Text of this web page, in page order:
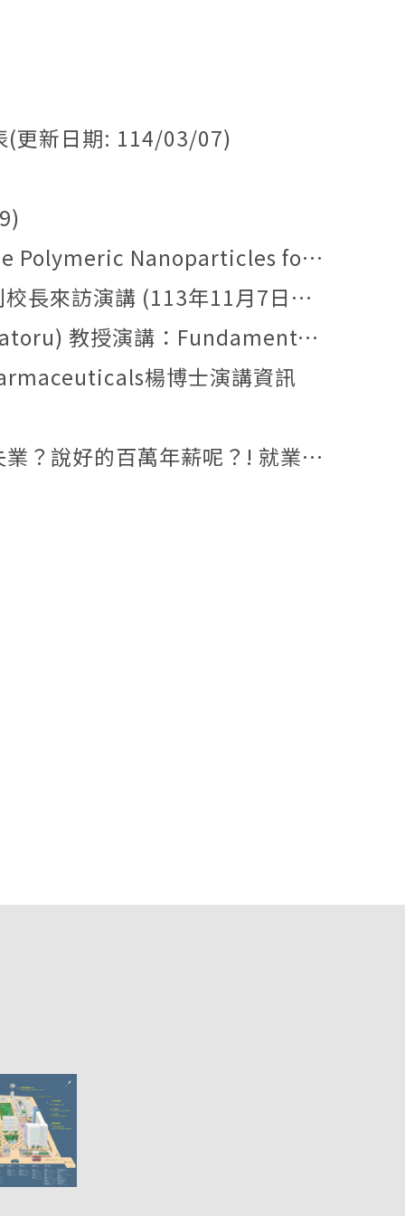
(更新日期: 114/03/07)
Speaker Dr. Chenchy Jeffrey Lin (林貞權)
11月7日下午13:30於IB-201會議室)
of the electronic structures of 2D materials
楊博士演講資訊
？! 就業革命：掌握高薪機遇的指南」】